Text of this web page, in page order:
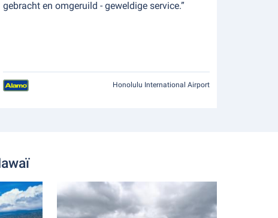
gebracht en omgeruild - geweldige service.”
Honolulu International Airport